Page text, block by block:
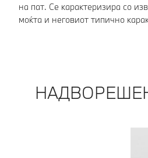
на пат. Се карактеризира со
моќта и неговиот типично